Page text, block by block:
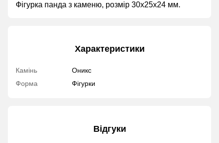
Фігурка панда з каменю, розмір 30х25х24 мм.
Характеристики
Камінь
Оникс
Форма
Фігурки
Відгуки